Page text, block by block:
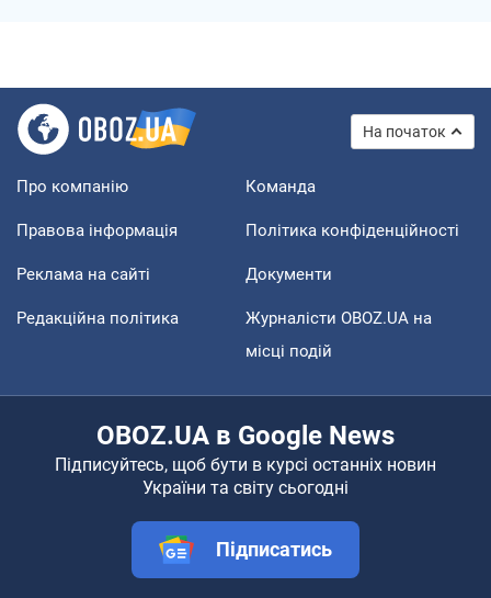
На початок
Про компанію Команда
Правова інформація Політика конфіденційності
Реклама на сайті Документи
Редакційна політика
Журналісти OBOZ.UA на
місці подій
OBOZ.UA в Google News
Підписуйтесь, щоб бути в курсі останніх новин
України та світу сьогодні
Підписатись